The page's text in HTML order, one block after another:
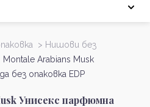
> Нишови без
Arabians Musk
без опаковка EDP
Унисекс парфюмна